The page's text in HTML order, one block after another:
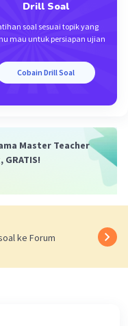
Drill Soal
soal sesuai topik yang
mau untuk persiapan ujian
Cobain Drill Soal
Master Teacher
ke Forum